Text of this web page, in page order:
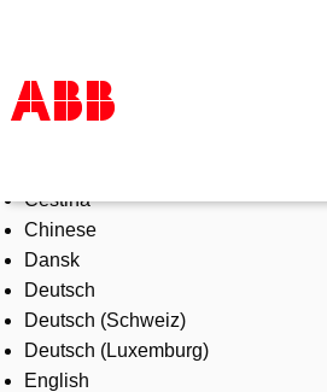
Products & Solutions
Industries
Services
About us
Where to buy
Contact us
Careers
Čeština
Chinese
Dansk
Deutsch
Deutsch (Schweiz)
Deutsch (Luxemburg)
English